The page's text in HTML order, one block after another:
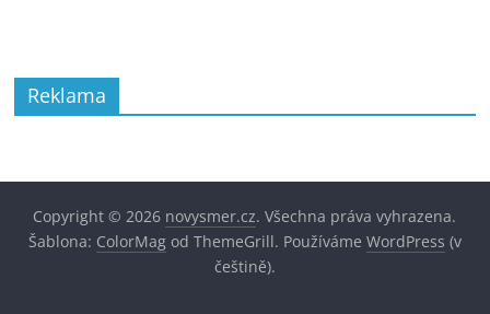
Reklama
Copyright © 2026 novysmer.cz. Všechna práva vyhrazena.
Šablona: ColorMagod ThemeGrill. Používáme WordPress (v
češtině).